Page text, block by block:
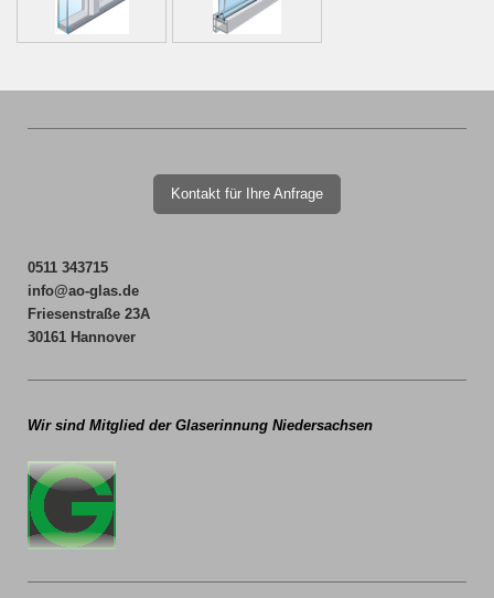
Kontakt für Ihre Anfrage
0511 343715
info@ao-glas.de
Friesenstraße 23A
30161 Hannover
Wir sind Mitglied der Glaserinnung Niedersachsen